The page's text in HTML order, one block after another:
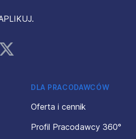
Instagram
DLA PRACODAWCÓW
Oferta i cennik
Profil Pracodawcy 360°